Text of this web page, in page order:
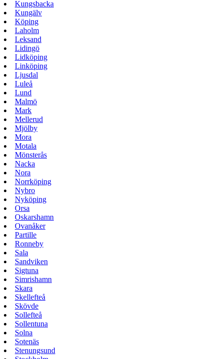
Kungsbacka
Kungälv
Köping
Laholm
Leksand
Lidingö
Lidköping
Linköping
Ljusdal
Luleå
Lund
Malmö
Mark
Mellerud
Mjölby
Mora
Motala
Mönsterås
Nacka
Nora
Norrköping
Nybro
Nyköping
Orsa
Oskarshamn
Ovanåker
Partille
Ronneby
Sala
Sandviken
Sigtuna
Simrishamn
Skara
Skellefteå
Skövde
Sollefteå
Sollentuna
Solna
Sotenäs
Stenungsund